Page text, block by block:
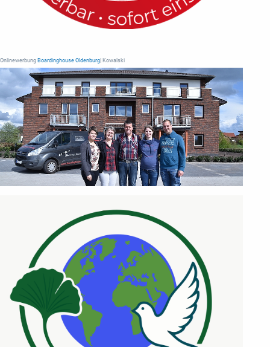
Onlinewerbung Boardinghouse Oldenburg | Kowalski